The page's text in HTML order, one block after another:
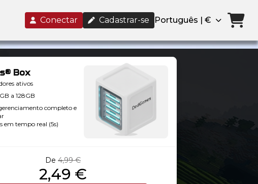
Conectar Cadastrar-se Português | €
Box
ativos
a 128GB
completo e
em tempo real (5s)
De 4,99 €
2,49 €